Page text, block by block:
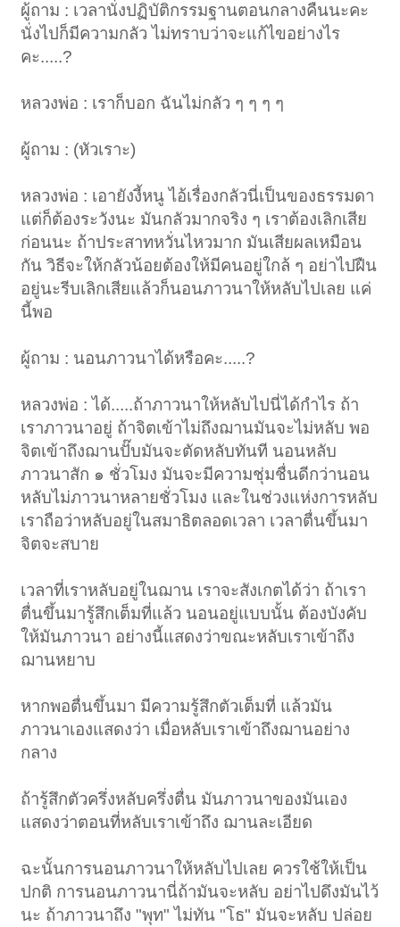
ผู้ถาม : เวลานั่งปฏิบัติกรรมฐานตอนกลางคืนนะคะ
นั่งไปก็มีความกลัว ไม่ทราบว่าจะแก้ไขอย่างไร
คะ.....?
หลวงพ่อ : เราก็บอก ฉันไม่กลัว ๆ ๆ ๆ ๆ
ผู้ถาม : (หัวเราะ)
หลวงพ่อ : เอายังงี้หนู ไอ้เรื่องกลัวนี่เป็นของธรรมดา
แต่ก็ต้องระวังนะ มันกลัวมากจริง ๆ เราต้องเลิกเสีย
ก่อนนะ ถ้าประสาทหวั่นไหวมาก มันเสียผลเหมือน
กัน วิธีจะให้กลัวน้อยต้องให้มีคนอยู่ใกล้ ๆ อย่าไปฝืน
อยู่นะรีบเลิกเสียแล้วก็นอนภาวนาให้หลับไปเลย แค่
นี้พอ
ผู้ถาม : นอนภาวนาได้หรือคะ.....?
หลวงพ่อ : ได้.....ถ้าภาวนาให้หลับไปนี่ได้กำไร ถ้า
เราภาวนาอยู่ ถ้าจิตเข้าไม่ถึงฌานมันจะไม่หลับ พอ
จิตเข้าถึงฌานปั๊บมันจะตัดหลับทันที นอนหลับ
ภาวนาสัก ๑ ชั่วโมง มันจะมีความชุ่มชื่นดีกว่านอน
หลับไม่ภาวนาหลายชั่วโมง และในช่วงแห่งการหลับ
เราถือว่าหลับอยู่ในสมาธิตลอดเวลา เวลาตื่นขึ้นมา
จิตจะสบาย
เวลาที่เราหลับอยู่ในฌาน เราจะสังเกตได้ว่า ถ้าเรา
ตื่นขึ้นมารู้สึกเต็มที่แล้ว นอนอยู่แบบนั้น ต้องบังคับ
ให้มันภาวนา อย่างนี้แสดงว่าขณะหลับเราเข้าถึง
ฌานหยาบ
หากพอตื่นขึ้นมา มีความรู้สึกตัวเต็มที่ แล้วมัน
ภาวนาเองแสดงว่า เมื่อหลับเราเข้าถึงฌานอย่าง
กลาง
ถ้ารู้สึกตัวครึ่งหลับครึ่งตื่น มันภาวนาของมันเอง
แสดงว่าตอนที่หลับเราเข้าถึง ฌานละเอียด
ฉะนั้นการนอนภาวนาให้หลับไปเลย ควรใช้ให้เป็น
ปกติ การนอนภาวนานี่ถ้ามันจะหลับ อย่าไปดึงมันไว้
นะ ถ้าภาวนาถึง "พุท" ไม่ทัน "โธ" มันจะหลับ ปล่อย